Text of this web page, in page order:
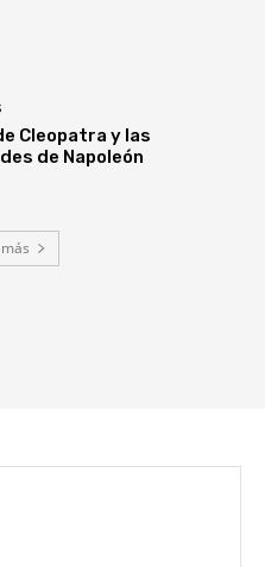
Cleopatra y las
de Napoleón